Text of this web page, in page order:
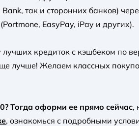
так и сторонних банков)
EasyPay, iPay и других).
кредиток с кэшбеком по
лучше! Желаем классных
Тогда оформи ее прямо сейчас,
, ознакомься с подробными